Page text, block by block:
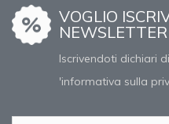
VOGLIO
NEWSLETTER
Iscrivendoti dichiari
'informativa sulla